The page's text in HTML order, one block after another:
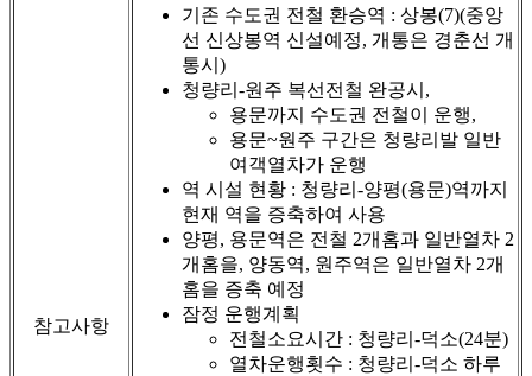
참고사항
기존 수도권 전철 환승역 : 상봉(7)(중앙
선 신상봉역 신설예정, 개통은 경춘선 개
통시)
청량리-원주 복선전철 완공시,
용문까지 수도권 전철이 운행,
용문~원주 구간은 청량리발 일반
여객열차가 운행
역 시설 현황 : 청량리-양평(용문)역까지
현재 역을 증축하여 사용
양평, 용문역은 전철 2개홈과 일반열차 2
개홈을, 양동역, 원주역은 일반열차 2개
홈을 증축 예정
잠정 운행계획
전철소요시간 : 청량리-덕소(24분)
열차운행횟수 : 청량리-덕소 하루